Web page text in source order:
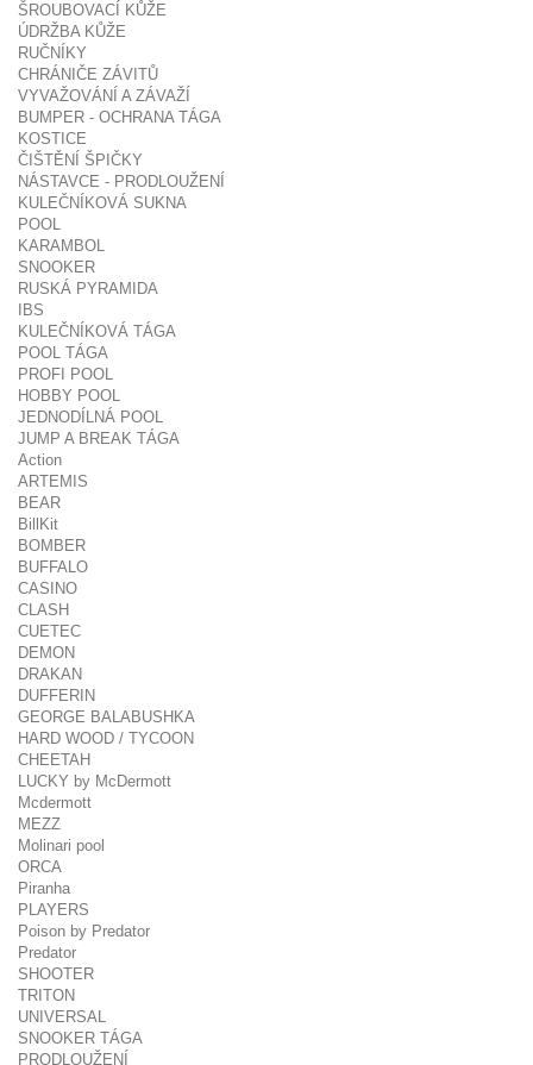
ŠROUBOVACÍ KŮŽE
ÚDRŽBA KŮŽE
RUČNÍKY
CHRÁNIČE ZÁVITŮ
VYVAŽOVÁNÍ A ZÁVAŽÍ
BUMPER - OCHRANA TÁGA
KOSTICE
ČIŠTĚNÍ ŠPIČKY
NÁSTAVCE - PRODLOUŽENÍ
KULEČNÍKOVÁ SUKNA
POOL
KARAMBOL
SNOOKER
RUSKÁ PYRAMIDA
IBS
KULEČNÍKOVÁ TÁGA
POOL TÁGA
PROFI POOL
HOBBY POOL
JEDNODÍLNÁ POOL
JUMP A BREAK TÁGA
Action
ARTEMIS
BEAR
BillKit
BOMBER
BUFFALO
CASINO
CLASH
CUETEC
DEMON
DRAKAN
DUFFERIN
GEORGE BALABUSHKA
HARD WOOD / TYCOON
CHEETAH
LUCKY by McDermott
Mcdermott
MEZZ
Molinari pool
ORCA
Piranha
PLAYERS
Poison by Predator
Predator
SHOOTER
TRITON
UNIVERSAL
SNOOKER TÁGA
PRODLOUŽENÍ